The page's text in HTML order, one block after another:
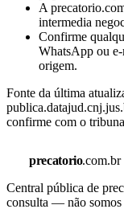
A
intermedia
Confirme
WhatsApp ou
origem.
Fonte da última
confirme com o
precatorio.com.br
Central pública de
consulta — não somos